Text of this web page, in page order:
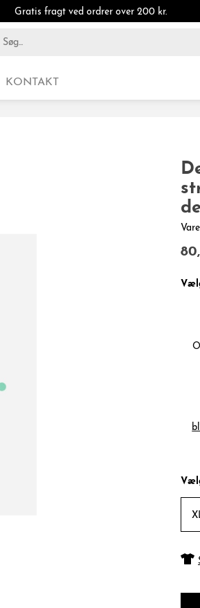
Gratis fragt ved ordrer over 200 kr.
KONTAKT